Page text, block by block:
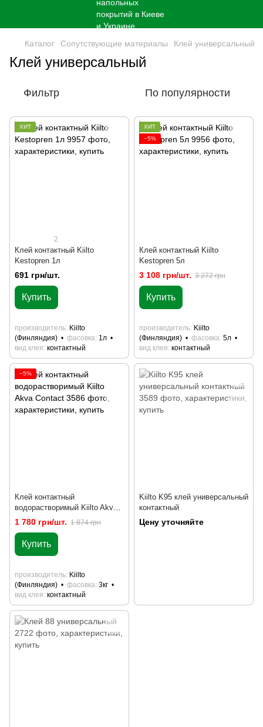
Каталог Сопутствующие материалы Клей универсальный
Клей универсальный
Фильтр По популярности
ХИТ
2
Клей контактный Kiilto
Kestopren 1л
691 грн/шт.
Купить
производитель Kiilto
(Финляндия)
фасовка 1л
вид клея контактный
ХИТ
−5%
Клей контактный Kiilto
Kestopren 5л
3 108 грн/шт. 3 272 грн
Купить
производитель Kiilto
(Финляндия)
фасовка 5л
вид клея контактный
−5%
Клей контактный
водорастворимый Kiilto Akva
Contact
1 780 грн/шт. 1 874 грн
Купить
производитель Kiilto
(Финляндия)
фасовка 3кг
вид клея контактный
Kiilto K95 клей универсальный
контактный
Цену уточняйте